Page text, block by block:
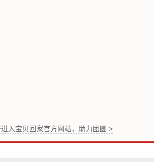
进入宝贝回家官方网站，助力团圆 >